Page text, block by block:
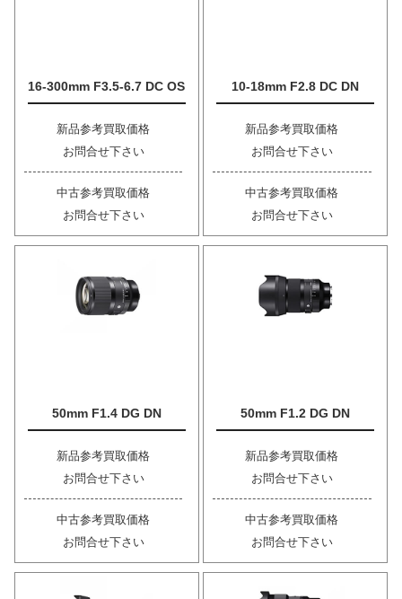
16-300mm F3.5-6.7 DC OS
新品参考買取価格
お問合せ下さい
中古参考買取価格
お問合せ下さい
10-18mm F2.8 DC DN
新品参考買取価格
お問合せ下さい
中古参考買取価格
お問合せ下さい
50mm F1.4 DG DN
新品参考買取価格
お問合せ下さい
中古参考買取価格
お問合せ下さい
50mm F1.2 DG DN
新品参考買取価格
お問合せ下さい
中古参考買取価格
お問合せ下さい